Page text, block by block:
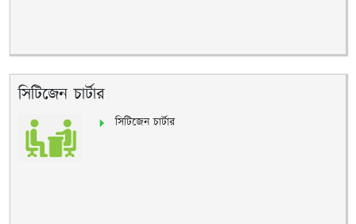
সিটিজেন চার্টার
সিটিজেন চার্টার